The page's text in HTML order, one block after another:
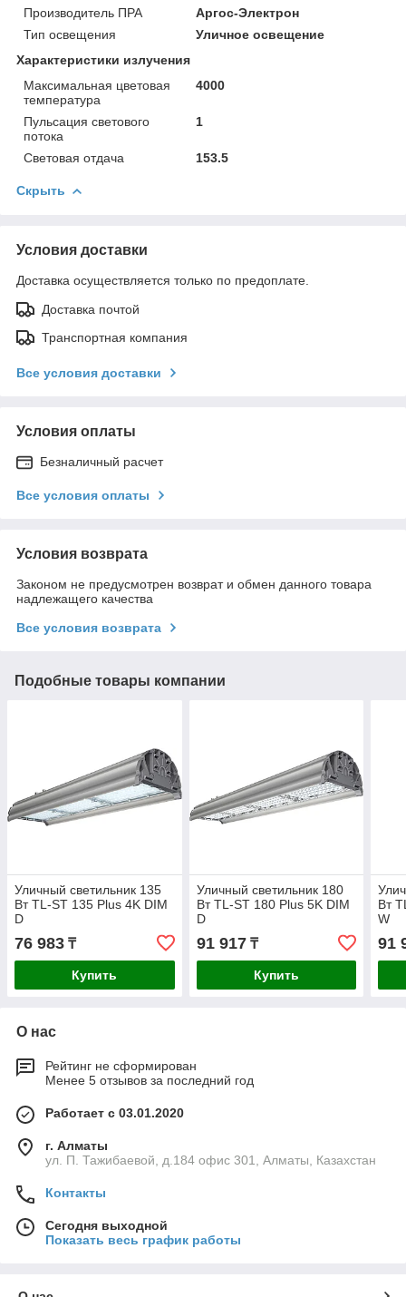
Производитель ПРА
Аргос-Электрон
Тип освещения
Уличное освещение
Характеристики излучения
Максимальная цветовая
температура
4000
Пульсация светового
потока
1
Световая отдача 153.5
Скрыть
Условия доставки
Доставка осуществляется только по предоплате.
Доставка почтой
Транспортная компания
Все условия доставки
Условия оплаты
Безналичный расчет
Все условия оплаты
Условия возврата
Законом не предусмотрен возврат и обмен данного товара
надлежащего качества
Все условия возврата
Подобные товары компании
Уличный светильник 135
Вт TL-ST 135 Plus 4K DIM
D
76 983 ₸
Купить
Уличный светильник 180
Вт TL-ST 180 Plus 5K DIM
D
91 917₸
Купить
Вт
W
91
О нас
Рейтинг не сформирован
Менее 5 отзывов за последний год
Работает с 03.01.2020
г. Алматы
ул. П. Тажибаевой, д.184 офис 301, Алматы, Казахстан
Контакты
Сегодня выходной
Показать весь график работы